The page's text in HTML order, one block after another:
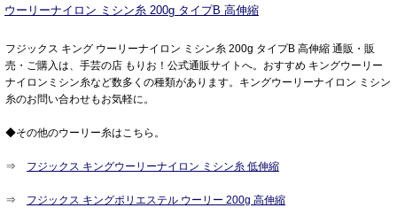
ウーリーナイロン ミシン糸 200g タイプB 高伸縮
フジックス キング ウーリーナイロン ミシン糸 200g タイプB 高伸縮 通販・販
売・ご購入は、手芸の店 もりお！公式通販サイトへ。おすすめ キングウーリー
ナイロンミシン糸など数多くの種類があります。キングウーリーナイロン ミシン
糸のお問い合わせもお気軽に。
◆その他のウーリー糸はこちら。
⇒ フジックス キングウーリーナイロン ミシン糸 低伸縮
⇒ フジックス キングポリエステル ウーリー 200g 高伸縮